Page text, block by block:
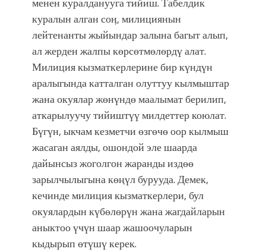
куралын алган соӊ, милициянын
лейтенанты жыйындар залына багыт алып,
ал жерден жалпы көрсөтмөлөрдү алат.
Милиция кызматкерлерине бир күндүн
аралыгында катталган олуттуу кылмыштар
жана окуялар жөнүндө маалымат берилип,
аткарылуучу тийиштүү милдеттер коюлат.
Бүгүн, ыкчам кезметчи өзгөчө оор кылмыш
жасаган аялды, ошондой эле шаарда
дайынсыз жоголгон жаранды издөө
зарылчылыгына көңүл бурууда. Демек,
кечинде милиция кызматкерлери, бул
окуялардын күбөлөрүн жана жагдайларын
аныктоо үчүн шаар жашоочуларын
кыдырып өтүшү керек.